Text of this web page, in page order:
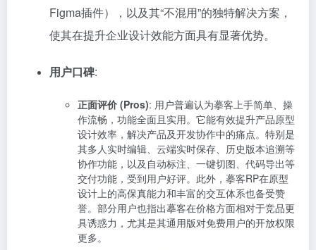
Figma插件），以及其“不混用”的独特解决方案，
使其在提升企业设计效能方面具有显著优势。
用户口碑:
正面评价 (Pros): 用户普遍认为摹客上手简单、操
作流畅，功能全面且实用。它能有效提升产品原型
设计效率，解决产品及开发协作中的痛点。特别是
其多人实时编辑、云端实时保存、历史版本追溯等
协作功能，以及自动标注、一键切图、代码导出等
交付功能，受到用户好评。此外，摹客RP在原型
设计上的高保真能力和丰富的交互体系也备受赞
誉。部分用户也指出摹客在价格方面相对于竞品更
具诱惑力，尤其是其通用版对免费用户的开放权限
更多。